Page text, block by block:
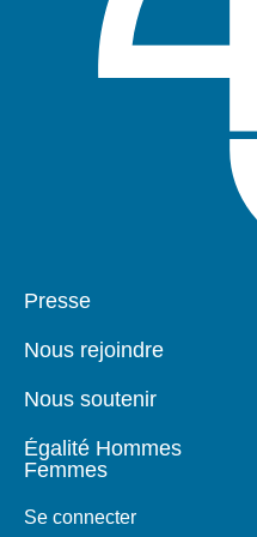
Pied
Presse
Nous rejoindre
Nous soutenir
Égalité Hommes
Femmes
Se connecter